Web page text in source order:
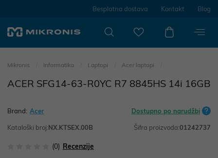
Besplatna dostava Kontakt Blog
Mikronis Informatika Laptopi Acer laptopi
ACER SFG14-63-R0YC R7 8845HS 14i 16GB
Brand: Acer Dostupno po narudžbi
Kataloški broj:NX.KTSEX.00B Šifra proizvoda:01242737
(0) Recenzije